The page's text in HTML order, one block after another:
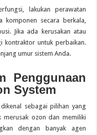
lakukan perawatan
komponen secara berkala,
Jika ada kerusakan atau
kontraktor untuk perbaikan.
umur sistem Anda.
Penggunaan
System
sebagai pilihan yang
merusak ozon dan memiliki
dengan banyak agen